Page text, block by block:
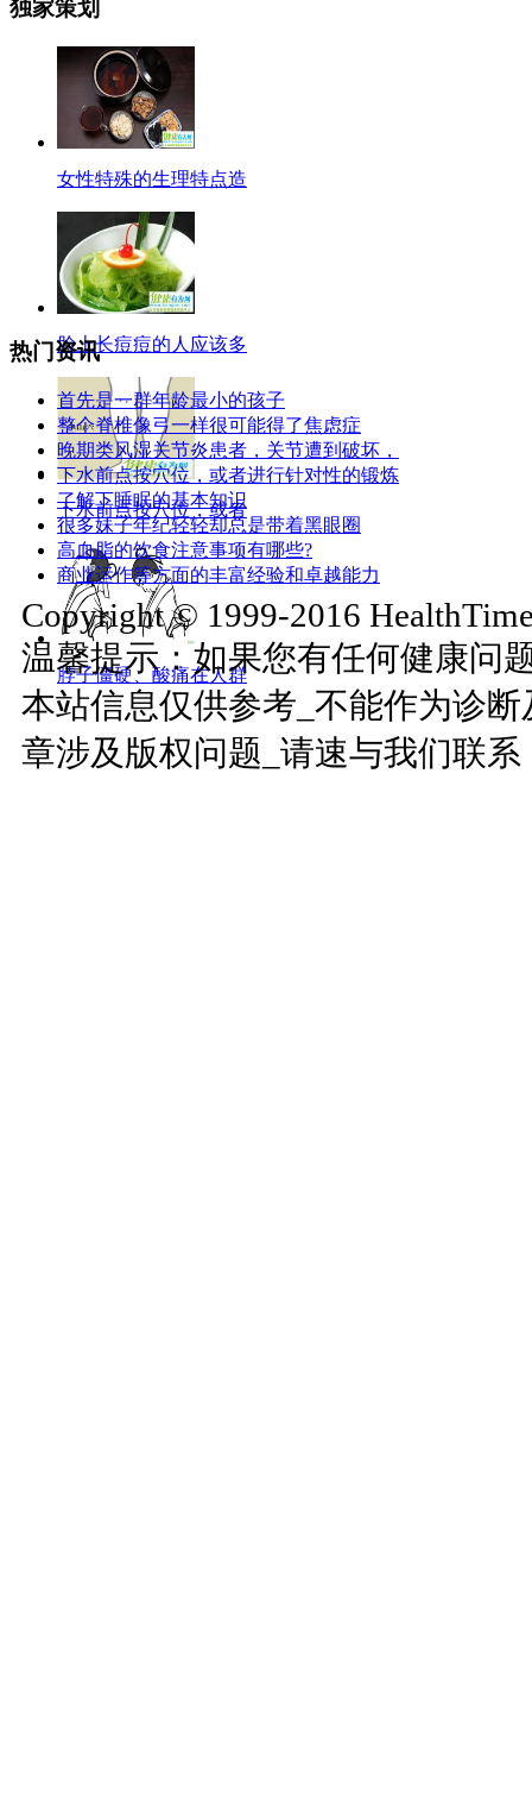
独家策划
女性特殊的生理特点造
脸上长痘痘的人应该多
下水前点按穴位，或者
脖子僵硬、酸痛在人群
热门资讯
首先是一群年龄最小的孩子
整个脊椎像弓一样很可能得了焦虑症
晚期类风湿关节炎患者，关节遭到破坏，
下水前点按穴位，或者进行针对性的锻炼
了解下睡眠的基本知识
很多妹子年纪轻轻却总是带着黑眼圈
高血脂的饮食注意事项有哪些?
商业运作等方面的丰富经验和卓越能力
Copyright © 1999-2016
温馨提示：如果您有任何健康问
本站信息仅供参考_不能作为诊
章涉及版权问题_请速与我们联系